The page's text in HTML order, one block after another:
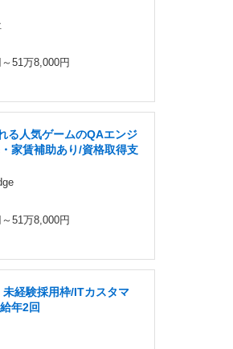
51万8,000円
る人気ゲームのQAエンジ
家賃補助あり/資格取得支
51万8,000円
未経験採用枠/ITカスタマ
年2回